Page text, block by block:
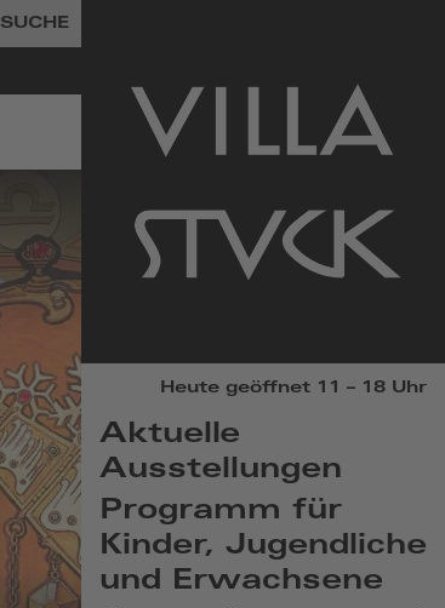
SUCHE
StartseiteHeute geöffnet 11 – 18 Uhr
Aktuelle
Ausstellungen
Programm für
Kinder, Jugendliche
und Erwachsene